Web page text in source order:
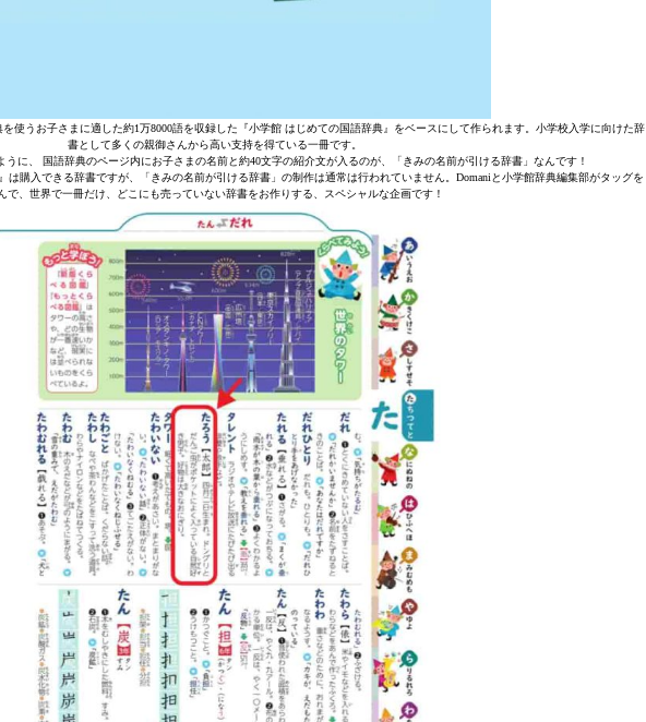
を使うお子さまに適した約1万8000語を収録した『小学館 はじめての国語辞典』をベースにして作られます。小学校入学に向けた辞
書として多くの親御さんから高い支持を得ている一冊です。
うに、 国語辞典のページ内にお子さまの名前と約40文字の紹介文が入るのが、「きみの名前が引ける辞書」なんです！
は購入できる辞書ですが、「きみの名前が引ける辞書」の制作は通常は行われていません。Domaniと小学館辞典編集部がタッグを
で、世界で一冊だけ、どこにも売っていない辞書をお作りする、スペシャルな企画です！